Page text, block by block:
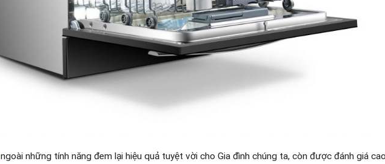
ngoài những tính năng đem lại hiệu quả tuyệt vời cho Gia đình chúng ta, còn được đánh giá